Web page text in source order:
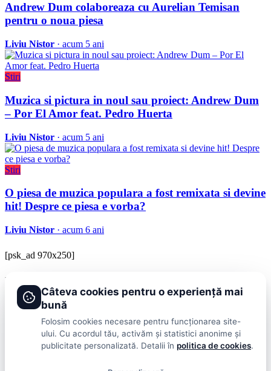
Andrew Dum colaboreaza cu Aurelian Temisan
pentru o noua piesa
Liviu Nistor · acum 5 ani
Stiri
Muzica si pictura in noul sau proiect: Andrew Dum
– Por El Amor feat. Pedro Huerta
Liviu Nistor · acum 5 ani
Stiri
O piesa de muzica populara a fost remixata si devine
hit! Despre ce piesa e vorba?
Liviu Nistor · acum 6 ani
[psk_ad 970x250]
BRAVOnet
Showbiz, vedete si tot ce misca in lumea mondena
ShowbizPublicitateLifestyleHealth & BeautyCasa si Gradina
Câteva cookies pentru o experiență mai
bună
Folosim cookies necesare pentru funcționarea site-
ului. Cu acordul tău, activăm și statistici anonime și
publicitate personalizată. Detalii în politica de cookies.